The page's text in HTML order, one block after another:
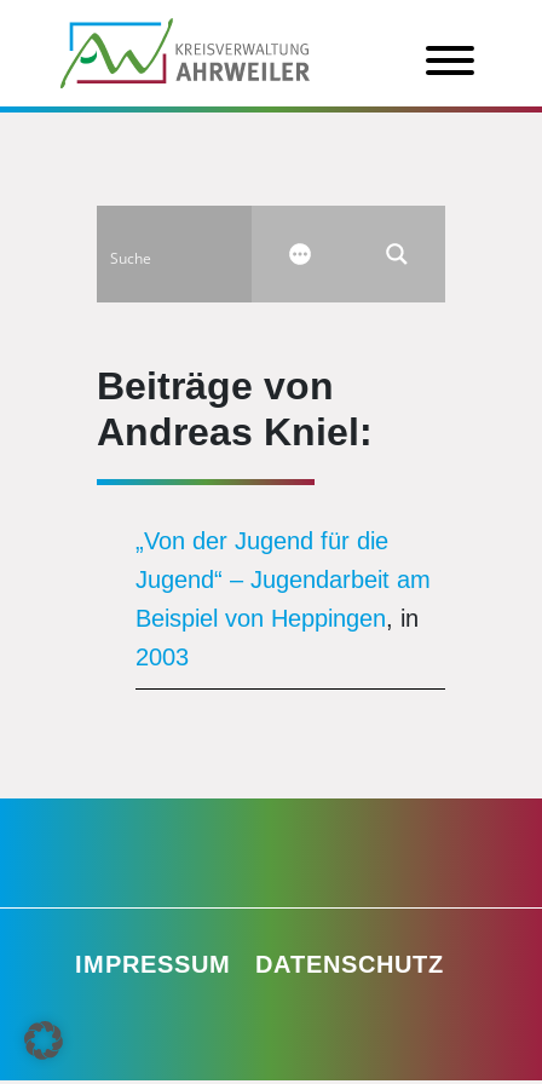
Beiträge von
Andreas Kniel:
„Von der Jugend für die
Jugend“ – Jugendarbeit am
Beispiel von Heppingen, in
2003
IMPRESSUM DATENSCHUTZ